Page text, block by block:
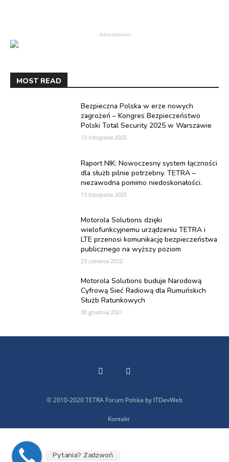
- Advertisment -
MOST READ
Bezpieczna Polska w erze nowych
zagrożeń – Kongres Bezpieczeństwo
Polski Total Security 2025 w Warszawie
13 listopada 2025
Raport NIK: Nowoczesny system łączności
dla służb pilnie potrzebny. TETRA –
niezawodna pomimo niedoskonałości.
13 listopada 2025
Motorola Solutions dzięki
wielofunkcyjnemu urządzeniu TETRA i
LTE przenosi komunikację bezpieczeństwa
publicznego na wyższy poziom
23 czerwca 2022
Motorola Solutions buduje Narodową
Cyfrową Sieć Radiową dla Rumuńskich
Służb Ratunkowych
30 grudnia 2021
© 2010-2020 TETRA Forum Polska by ITDevWeb
Kontakt
Pytania? Zadzwoń